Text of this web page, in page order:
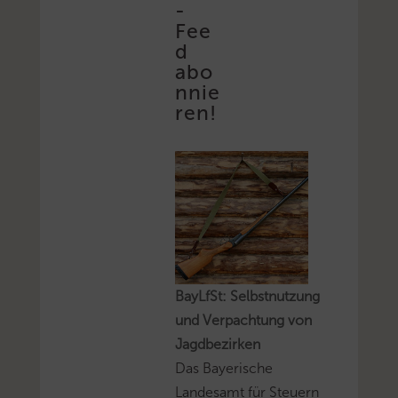
-
Fee
d
abo
nnie
ren!
BayLfSt: Selbstnutzung
und Verpachtung von
Jagdbezirken
Das Bayerische
Landesamt für Steuern